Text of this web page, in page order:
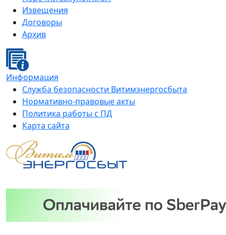
Извещения
Договоры
Архив
Информация
Служба безопасности Витимэнергосбыта
Нормативно-правовые акты
Политика работы с ПД
Карта сайта